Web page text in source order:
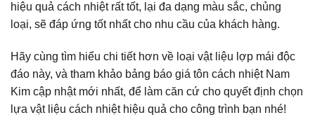
hiệu quả cách nhiệt rất tốt, lại đa dạng màu sắc, chủng
loại, sẽ đáp ứng tốt nhất cho nhu cầu của khách hàng.
Hãy cùng tìm hiểu chi tiết hơn về loại vật liệu lợp mái độc
đáo này, và tham khảo bảng báo giá tôn cách nhiệt Nam
Kim cập nhật mới nhất, để làm căn cứ cho quyết định chọn
lựa vật liệu cách nhiệt hiệu quả cho công trình bạn nhé!